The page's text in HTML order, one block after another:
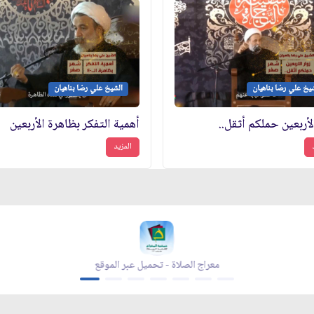
علي رضا بناهيان
حملكم أثقل..
الشيخ علي رضا بناهيان
أهمية التفكر بظاهرة الأربعين
المزيد
معراج الصلاة - تحميل عبر الموقع